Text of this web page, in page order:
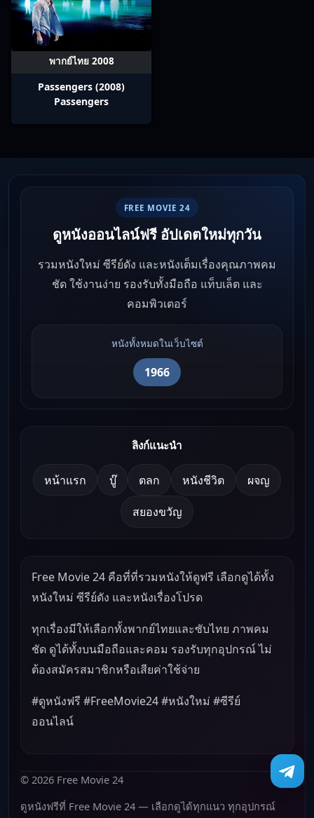
พากย์ไทย 2008
Passengers (2008)
Passengers
FREE MOVIE 24
ดูหนังออนไลน์ฟรี อัปเดตใหม่ทุกวัน
รวมหนังใหม่ ซีรีย์ดัง และหนังเต็มเรื่องคุณภาพคม
ชัด ใช้งานง่าย รองรับทั้งมือถือ แท็บเล็ต และ
คอมพิวเตอร์
หนังทั้งหมดในเว็บไซต์
1966
ลิงก์แนะนำ
หน้าแรก บู๊ ตลก หนังชีวิต ผจญ
สยองขวัญ
Free Movie 24 คือที่ที่รวมหนังให้ดูฟรี เลือกดูได้ทั้ง
หนังใหม่ ซีรีย์ดัง และหนังเรื่องโปรด
ทุกเรื่องมีให้เลือกทั้งพากย์ไทยและซับไทย ภาพคม
ชัด ดูได้ทั้งบนมือถือและคอม รองรับทุกอุปกรณ์ ไม่
ต้องสมัครสมาชิกหรือเสียค่าใช้จ่าย
#ดูหนังฟรี #FreeMovie24 #หนังใหม่ #ซีรีย์
ออนไลน์
© 2026 Free Movie 24
ดูหนังฟรีที่ Free Movie 24 — เลือกดูได้ทุกแนว ทุกอุปกรณ์